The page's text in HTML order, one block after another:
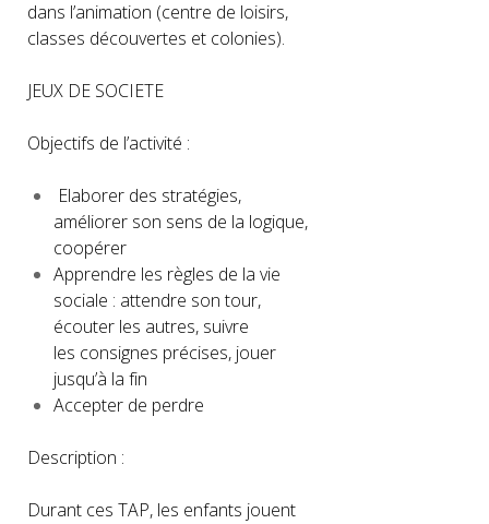
dans l’animation (centre de loisirs,
classes découvertes et colonies).
JEUX DE SOCIETE
Objectifs de l’activité :
Elaborer des stratégies,
améliorer son sens de la logique,
coopérer
Apprendre les règles de la vie
sociale : attendre son tour,
écouter les autres, suivre
les consignes précises, jouer
jusqu’à la fin
Accepter de perdre
Description :
Durant ces TAP, les enfants jouent